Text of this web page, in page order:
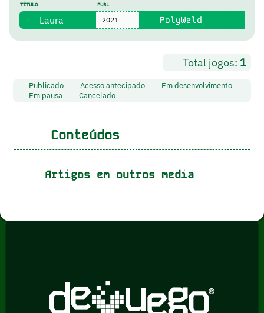
TÍTULO PUBL
Laura 2021 PolyWeld
Total jogos: 1
Publicado Acesso antecipado
Em desenvolvimento
Em pausa
Cancelado
Conteúdos
Artigos em outros media